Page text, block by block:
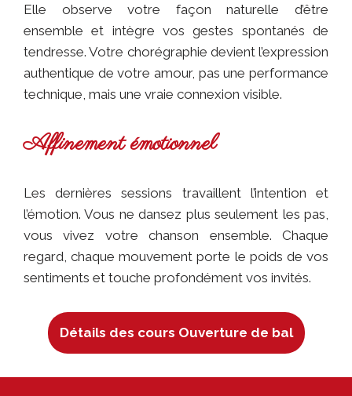
Elle observe votre façon naturelle d’être
ensemble et intègre vos gestes spontanés de
tendresse. Votre chorégraphie devient l’expression
authentique de votre amour, pas une performance
technique, mais une vraie connexion visible.
Affinement émotionnel
Les dernières sessions travaillent l’intention et
l’émotion. Vous ne dansez plus seulement les pas,
vous vivez votre chanson ensemble. Chaque
regard, chaque mouvement porte le poids de vos
sentiments et touche profondément vos invités.
Détails des cours Ouverture de bal